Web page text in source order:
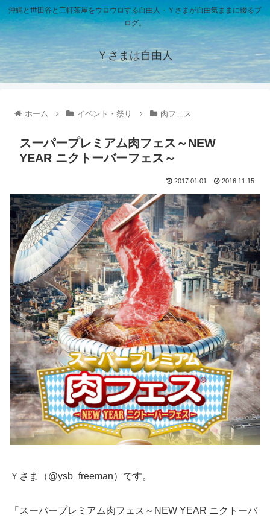
沖縄と世田谷と三軒茶屋をウロウロする自由人・Ｙさまが自由気ままに綴るブ
ログ。
Ｙさまは自由人
ホーム イベント・祭り 肉フェス
スーパープレミアム肉フェス～NEW
YEAR ニクトーバーフェス～
2017.01.01 2016.11.15
Ｙさま（@ysb_freeman）です。
「スーパープレミアム肉フェス～NEW YEAR ニクトーバ